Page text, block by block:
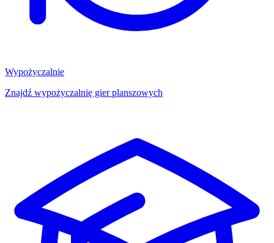
Wypożyczalnie
Znajdź wypożyczalnię gier planszowych